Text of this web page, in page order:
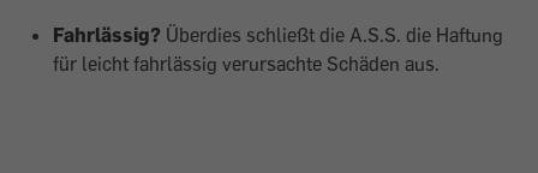
Fahrlässig? Überdies schließt die A.S.S. die Haftung
für leicht fahrlässig verursachte Schäden aus.